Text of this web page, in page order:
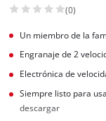
(0)
Un miembro de la
Engranaje de 2
Electrónica de
Siempre listo para
descargar